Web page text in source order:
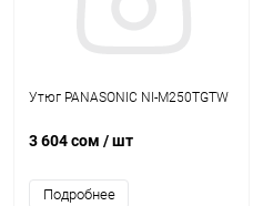
Утюг PANASONIC NI-M250TGTW
3 604 сом / шт
Подробнее